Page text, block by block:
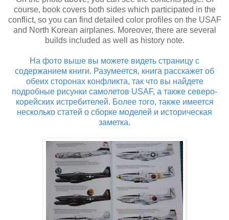
course, book covers both sides which participated in the
conflict, so you can find detailed color profiles on the USAF
and North Korean airplanes. Moreover, there are several
builds included as well as history note.
На фото выше вы можете видеть страницу с
содержанием книги. Разумеется, книга расскажет об
обеих сторонах конфликта, так что вы найдете
подробные рисунки самолетов USAF, а также северо-
корейских истребителей. Более того, также имеется
несколько статей о сборке моделей и историческая
заметка.